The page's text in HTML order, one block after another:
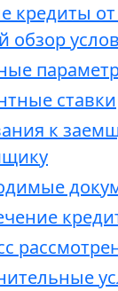
кредиты от
обзор
ставки
к